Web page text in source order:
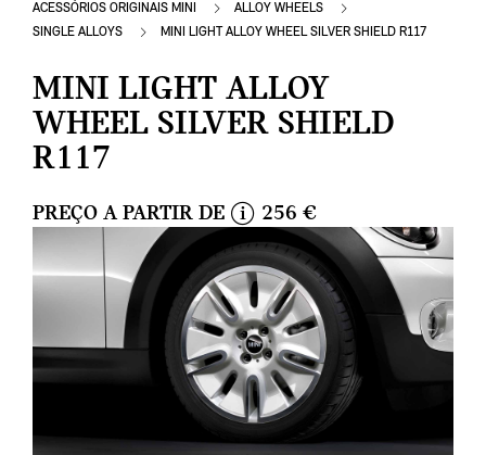
ACESSÓRIOS ORIGINAIS MINI
ALLOY WHEELS
SINGLE ALLOYS
MINI LIGHT ALLOY WHEEL SILVER SHIELD R117
MINI LIGHT ALLOY
WHEEL SILVER SHIELD
R117
PREÇO A PARTIR DE
n
f
o
256 €